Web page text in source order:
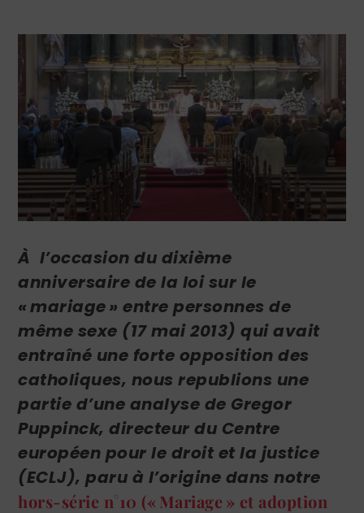
À l’occasion du dixième
anniversaire de la loi sur le
« mariage » entre personnes de
même sexe (17 mai 2013) qui avait
entraîné une forte opposition des
catholiques, nousrepublions une
partie d’une analyse de Gregor
Puppinck, directeur du Centre
européen pour le droit et la justice
(ECLJ), paru à l’origine dans notre
hors-série n°10 (« Mariage » et adoption